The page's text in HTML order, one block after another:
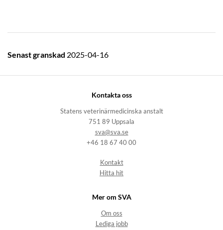
Senast granskad 2025-04-16
Kontakta oss
Statens veterinärmedicinska anstalt
751 89 Uppsala
sva@sva.se
+46 18 67 40 00
Kontakt
Hitta hit
Mer om SVA
Om oss
Lediga jobb